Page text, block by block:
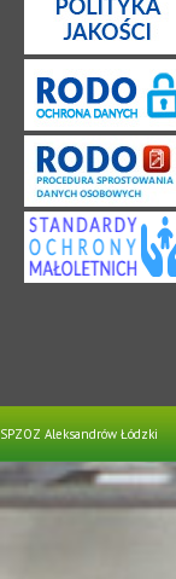
SPZOZ Aleksandrów Łódzki